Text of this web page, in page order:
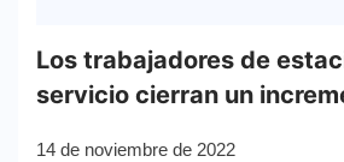
Los trabajadores de
servicio cierran un
14 de noviembre de 2022